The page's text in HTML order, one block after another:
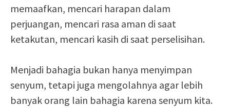
memaafkan, mencari harapan dalam
perjuangan, mencari rasa aman di saat
ketakutan, mencari kasih di saat perselisihan.
Menjadi bahagia bukan hanya menyimpan
senyum, tetapi juga mengolahnya agar lebih
banyak orang lain bahagia karena senyum kita.